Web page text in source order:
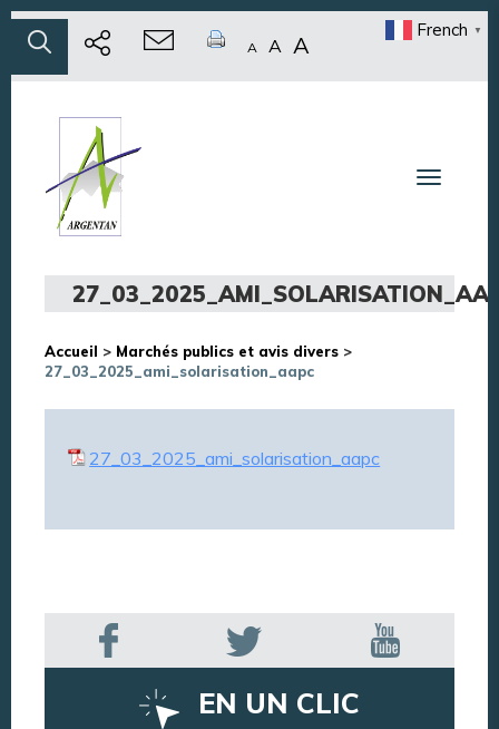
A A A
French ▼
Toggle
Accueil > Marchés publics et avis divers >
27_03_2025_ami_solarisation_aapc
27_03_2025_ami_solarisation_aapc
EN UN CLIC